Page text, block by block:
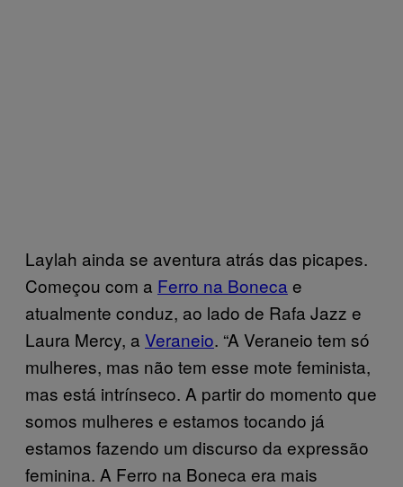
Laylah ainda se aventura atrás das picapes.
Começou com a Ferro na Boneca e
atualmente conduz, ao lado de Rafa Jazz e
Laura Mercy, a Veraneio. “A Veraneio tem só
mulheres, mas não tem esse mote feminista,
mas está intrínseco. A partir do momento que
somos mulheres e estamos tocando já
estamos fazendo um discurso da expressão
feminina. A Ferro na Boneca era mais